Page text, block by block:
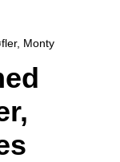
Monty